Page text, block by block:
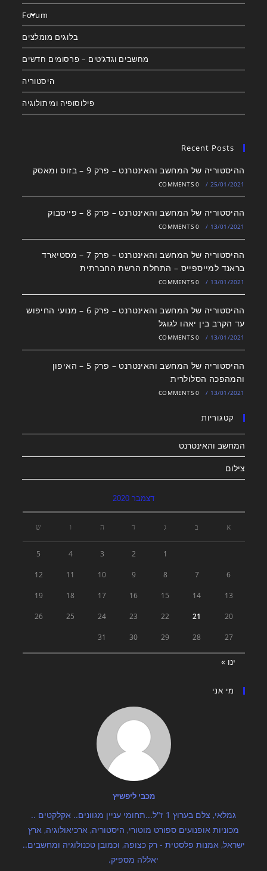
Forum
בלוגים מומלצים
מחשבים וגדג’טים – פרסומים חדשים
היסטוריה
פילוסופיה ומיתולוגיה
Recent Posts
ההיסטוריה של המחשב והאינטרנט – פרק 9 – בזוס ומאסק
25/01/2021
/
0 COMMENTS
ההיסטוריה של המחשב והאינטרנט – פרק 8 – פייסבוק
13/01/2021
/
0 COMMENTS
ההיסטוריה של המחשב והאינטרנט – פרק 7 – מסטיארד
בראנד למייספייס – התחלת הרשת החברתית
13/01/2021
/
0 COMMENTS
ההיסטוריה של המחשב והאינטרנט – פרק 6 – מנועי החיפוש
עד הקרב בין יאהו לגוגל
13/01/2021
/
0 COMMENTS
ההיסטוריה של המחשב והאינטרנט – פרק 5 – האיפון
והמהפכה הסלולרית
13/01/2021
/
0 COMMENTS
קטגוריות
המחשב והאינטרנט
צילום
דצמבר 2020
א ב ג ד ה ו ש
1
2
3
4
5
6
7
8
9
10
11
12
13
14
15
16
17
18
19
20
21
22
23
24
25
26
27
28
29
30
31
ינו »
מי אני
מכבי ליפשיץ
גמלאי, צלם בערוץ 1 ז"ל...תחומי עניין מגוונים.. אקלקטים ..
מכוניות אופנועים ספורט מוטורי, היסטוריה, ארכיאולוגיה, ארץ
ישראל, אמנות פלסטית - רק כצופה, וכמובן טכנולוגיה ומחשבים..
יאללה מספיק.